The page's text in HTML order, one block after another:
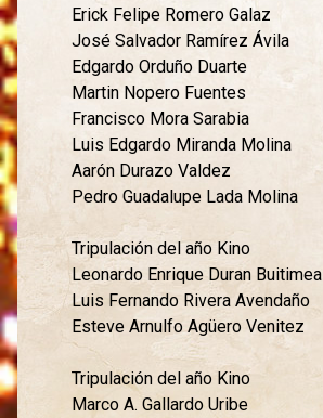
Erick Felipe Romero Galaz
José Salvador Ramírez Ávila
Edgardo Orduño Duarte
Martin Nopero Fuentes
Francisco Mora Sarabia
Luis Edgardo Miranda Molina
Aarón Durazo Valdez
Pedro Guadalupe Lada Molina
Tripulación del año Kino
Leonardo Enrique Duran Buitimea
Luis Fernando Rivera Avendaño
Esteve Arnulfo Agüero Venitez
Tripulación del año Kino
Marco A. Gallardo Uribe